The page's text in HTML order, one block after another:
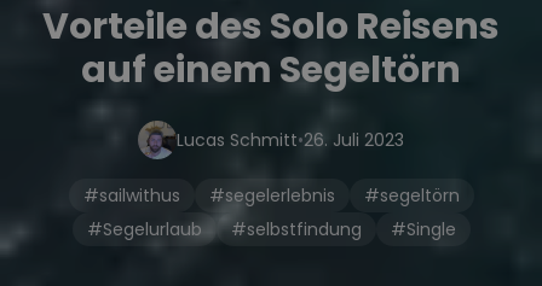
Vorteile des Solo Reisens
auf einem Segeltörn
Lucas Schmitt•26. Juli 2023
#sailwithus #segelerlebnis
#segeltörn
#Segelurlaub
#selbstfindung #Single